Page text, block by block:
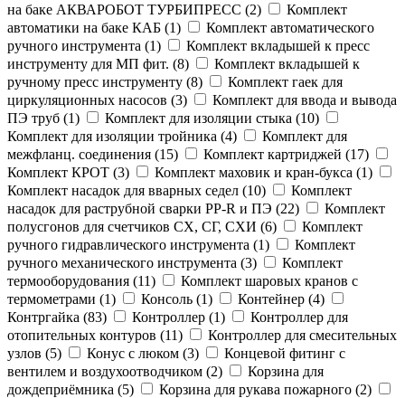
на баке АКВАРОБОТ ТУРБИПРЕСС (2)
Комплект
автоматики на баке КАБ (1)
Комплект автоматического
ручного инструмента (1)
Комплект вкладышей к пресс
инструменту для МП фит. (8)
Комплект вкладышей к
ручному пресс инструменту (8)
Комплект гаек для
циркуляционных насосов (3)
Комплект для ввода и вывода
ПЭ труб (1) Комплект для изоляции стыка (10)
Комплект для изоляции тройника (4)
Комплект для
межфланц. соединения (15) Комплект картриджей (17)
Комплект КРОТ (3) Комплект маховик и кран-букса (1)
Комплект насадок для вварных седел (10)
Комплект
насадок для раструбной сварки PP-R и ПЭ (22)
Комплект
полусгонов для счетчиков СХ, СГ, СХИ (6)
Комплект
ручного гидравлического инструмента (1)
Комплект
ручного механического инструмента (3)
Комплект
термооборудования (11)
Комплект шаровых кранов с
термометрами (1) Консоль (1) Контейнер (4)
Контргайка (83) Контроллер (1)
Контроллер для
отопительных контуров (11)
Контроллер для смесительных
узлов (5) Конус с люком (3)
Концевой фитинг с
вентилем и воздухоотводчиком (2)
Корзина для
дождеприёмника (5) Корзина для рукава пожарного (2)